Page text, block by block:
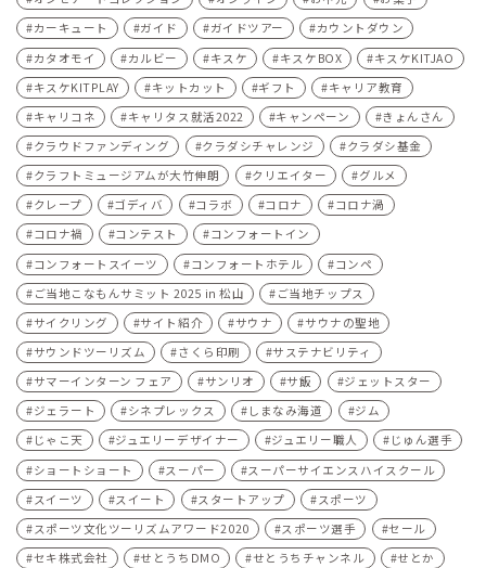
カーキュート
ガイド ガイドツアー
カウントダウン
カタオモイ
カルビー キスケ キスケBOX
キスケKITJAO
キスケKITPLAY
キットカット ギフト
キャリア教育
キャリコネ
キャリタス就活2022 キャンペーン
きょんさん
クラウドファンディング
クラダシチャレンジ
クラダシ基金
クラフトミュージアムが大竹伸朗
クリエイター
グルメ
クレープ
ゴディバ コラボ コロナ
コロナ渦
コロナ禍
コンテスト
コンフォートイン
コンフォートスイーツ
コンフォートホテル
コンペ
ご当地こなもんサミット 2025 in 松山
ご当地チップス
サイクリング
サイト紹介 サウナ
サウナの聖地
サウンドツーリズム
さくら印刷
サステナビリティ
サマーインターン フェア
サンリオ サ飯
ジェットスター
ジェラート
シネプレックス しまなみ海道
ジム
じゃこ天
ジュエリーデザイナー ジュエリー職人
じゅん選手
ショートショート
スーパー
スーパーサイエンスハイスクール
スイーツ
スイート スタートアップ
スポーツ
スポーツ文化ツーリズムアワード2020
スポーツ選手
セール
セキ株式会社
せとうちDMO せとうちチャンネル せとか